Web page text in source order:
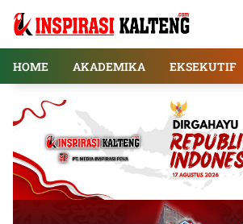
HOME
AKADEMIKA EKSEKUTIF